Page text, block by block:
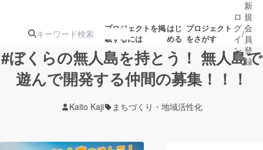
プロジェクトを掲
載するには
はじ
める
プロジェクト
をさがす
ターン
ジェクト
募集終了が近いプ
ロジェクト
ロ
グ
イ
ン
/
新
規
会
員
登
録
#ぼくらの無人島を持とう！ 無人島で
遊んで開発する仲間の募集！！！
Kaito Kaji まちづくり・地域活性化